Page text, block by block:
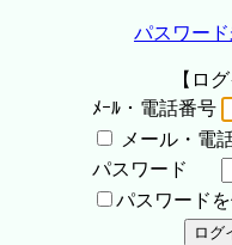
パスワー
【ロ
ﾒｰﾙ・電話番号
メール・電
パスワード
パスワード